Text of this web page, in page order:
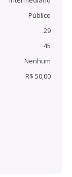
Público
29
45
Nenhum
R$ 50,00